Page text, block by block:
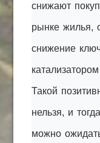
снижают
рынке жилья,
снижение
Такой
нельзя, и
можно